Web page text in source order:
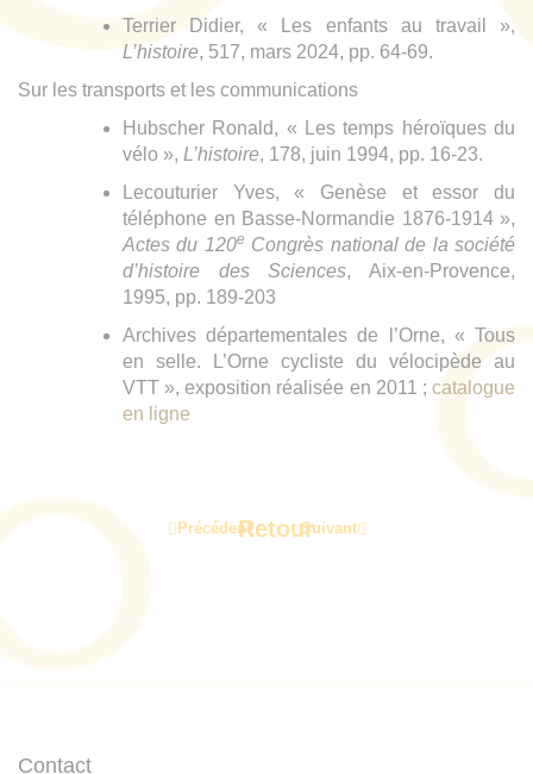
Terrier Didier, « Les enfants au travail »,
L’histoire, 517, mars 2024, pp. 64-69.
Sur les transports et les communications
Hubscher Ronald, « Les temps héroïques du
vélo », L’histoire, 178, juin 1994, pp. 16-23.
Lecouturier Yves, « Genèse et essor du
téléphone en Basse-Normandie 1876-1914 »,
Actes du 120e Congrès national de la société
d’histoire des Sciences, Aix-en-Provence,
1995, pp. 189-203
Archives départementales de l’Orne, « Tous
en selle. L’Orne cycliste du vélocipède au
VTT », exposition réalisée en 2011 ; catalogue
en ligne
PrécédentRetourSuivant
Contact